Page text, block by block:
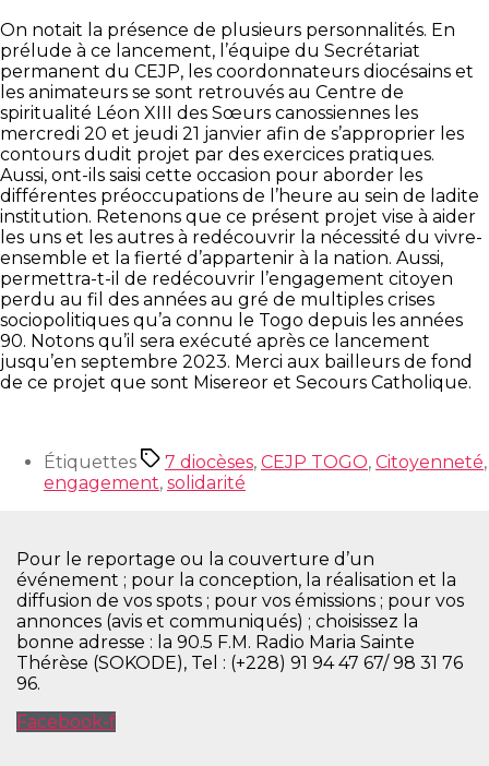
On notait la présence de plusieurs personnalités. En
prélude à ce lancement, l’équipe du Secrétariat
permanent du CEJP, les coordonnateurs diocésains et
les animateurs se sont retrouvés au Centre de
spiritualité Léon XIII des Sœurs canossiennes les
mercredi 20 et jeudi 21 janvier afin de s’approprier les
contours dudit projet par des exercices pratiques.
Aussi, ont-ils saisi cette occasion pour aborder les
différentes préoccupations de l’heure au sein de ladite
institution. Retenons que ce présent projet vise à aider
les uns et les autres à redécouvrir la nécessité du vivre-
ensemble et la fierté d’appartenir à la nation. Aussi,
permettra-t-il de redécouvrir l’engagement citoyen
perdu au fil des années au gré de multiples crises
sociopolitiques qu’a connu le Togo depuis les années
90. Notons qu’il sera exécuté après ce lancement
jusqu’en septembre 2023. Merci aux bailleurs de fond
de ce projet que sont Misereor et Secours Catholique.
Étiquettes 7 diocèses, CEJP TOGO, Citoyenneté,
engagement, solidarité
Pour le reportage ou la couverture d’un
événement ; pour la conception, la réalisation et la
diffusion de vos spots ; pour vos émissions ; pour vos
annonces (avis et communiqués) ; choisissez la
bonne adresse : la 90.5 F.M. Radio Maria Sainte
Thérèse (SOKODE), Tel : (+228) 91 94 47 67/ 98 31 76
96.
Facebook-f